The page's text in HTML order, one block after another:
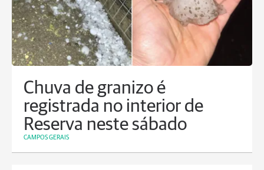
Chuva de granizo é
registrada no interior de
Reserva neste sábado
CAMPOS GERAIS